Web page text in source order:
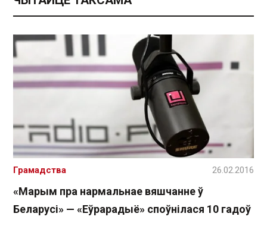
«Марым пра нармальнае вяшчанне ў
Беларусі» — «Еўрарадыё» споўнілася 10 гадоў
Грамадства 26.02.2016